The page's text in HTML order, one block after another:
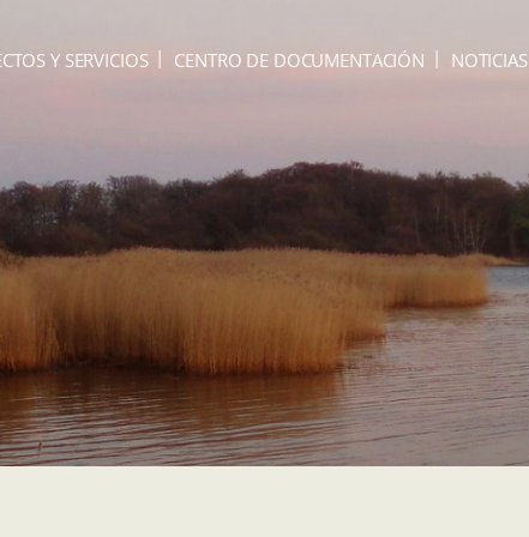
Y SERVICIOS CENTRO DE DOCUMENTACIÓN NOTICIAS